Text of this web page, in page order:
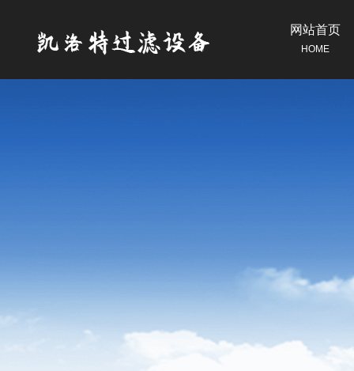
网站首页
HOME